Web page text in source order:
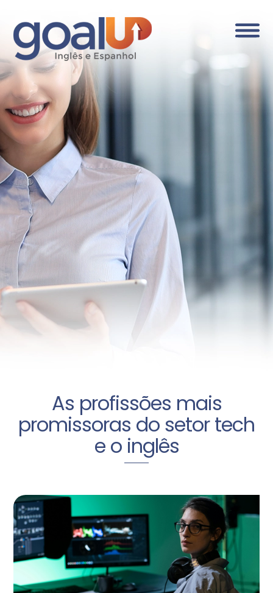
As profissões mais
promissoras do setor tech
e o inglês